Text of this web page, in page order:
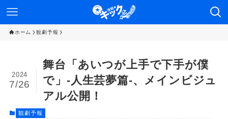
ホーム 観劇予報
舞台「あいつが上手で下手が僕
で」-人生芸夢篇-、メインビジュ
アル公開！
2024
7/26
観劇予報